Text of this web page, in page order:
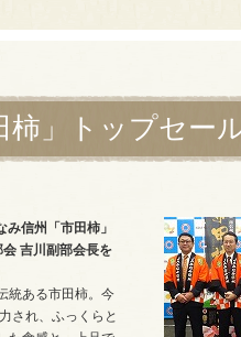
柿」トップセー
信州「市田柿」
吉川副部会長を
統ある市田柿。今
され、ふっくらと